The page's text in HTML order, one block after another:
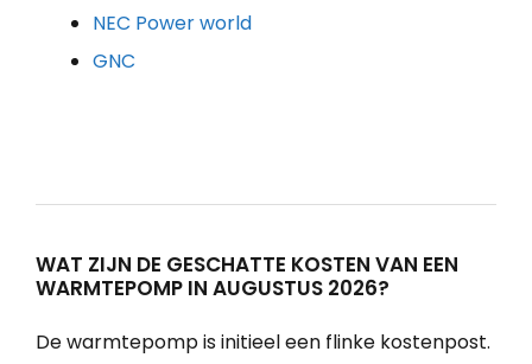
NEC Power world
GNC
WAT ZIJN DE GESCHATTE KOSTEN VAN EEN
WARMTEPOMP IN AUGUSTUS 2026?
De warmtepomp is initieel een flinke kostenpost.